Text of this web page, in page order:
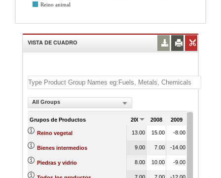
Reino animal
VISTA DE CUADRO
All Groups
Grupos de Productos 2007 2008 2009
Reino vegetal 13.00 15.00 -8.00
Bienes intermedios 9.00 7.00 -14.00
Piedras y vidrio 8.00 10.00 -9.00
7.00 7.00 -12.00